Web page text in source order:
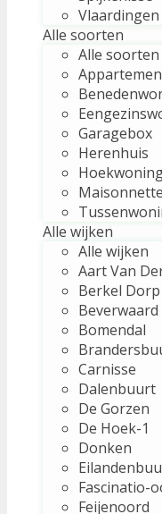
Vlaardingen
Alle soorten
Alle soorten
Garagebox
Herenhuis
Maisonnette
Alle wijken
Alle wijken
Aart Van
Berkel Dorp
Beverwaard
Bomendal
Carnisse
Dalenbuurt
De Gorzen
De Hoek-1
Donken
Fascinatio-
Feijenoord